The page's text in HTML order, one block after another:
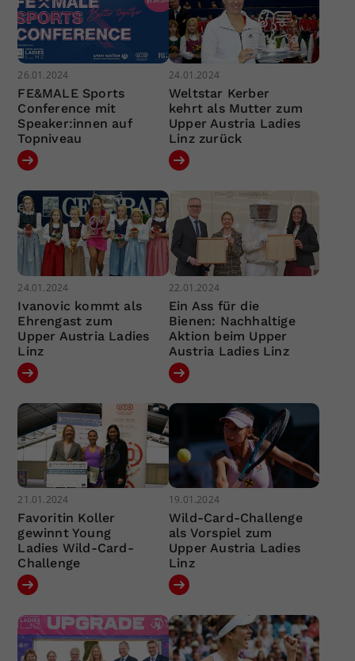
26.01.2024
FE&MALE Sports
Conference mit
Speaker:innen auf
Topniveau
24.01.2024
Weltstar Kerber
kehrt als Mutter zum
Upper Austria Ladies
Linz zurück
24.01.2024
Ivanovic kommt als
Ehrengast zum
Upper Austria Ladies
Linz
22.01.2024
Ein Ass für die
Bienen: Nachhaltige
Aktion beim Upper
Austria Ladies Linz
21.01.2024
Favoritin Koller
gewinnt Young
Ladies Wild-Card-
Challenge
19.01.2024
Wild-Card-Challenge
als Vorspiel zum
Upper Austria Ladies
Linz